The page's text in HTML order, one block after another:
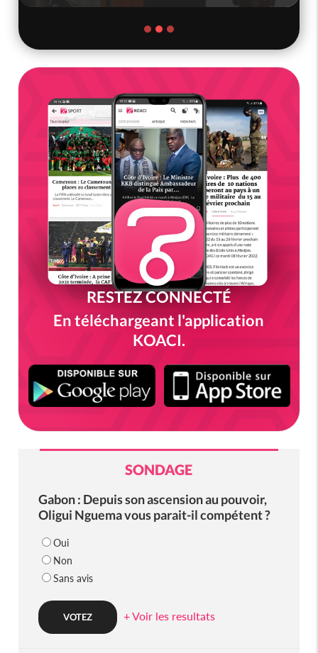
RESTEZ CONNECTÉ
En téléchargeant l'application
KOACI.
SONDAGE
Gabon : Depuis son ascension au pouvoir,
Oligui Nguema vous parait-il compétent ?
Oui
Non
Sans avis
+ Voir les resultats